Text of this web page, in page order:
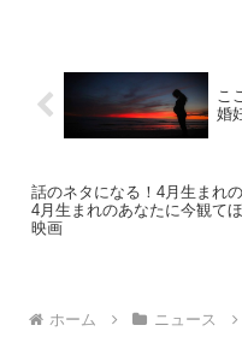
こ
婚
話のネタになる！4月生まれ
4月生まれのあなたに今観て
映画
ホーム ニュース